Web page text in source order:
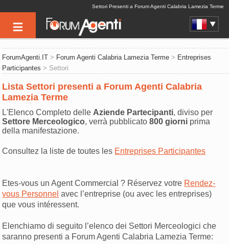
Settori Presenti a Forum Agenti Calabria Lamezia Terme
ForumAgenti.IT > Forum Agenti Calabria Lamezia Terme > Entreprises
Participantes > Settori
Lista Settori presenti a Forum Agenti Calabria
Lamezia Terme
L'Elenco Completo delle Aziende Partecipanti, diviso per
Settore Merceologico, verrà pubblicato800 giorni prima
della manifestazione.
Consultez la liste de toutes les Entreprises Participantes
Etes-vous un Agent Commercial ? Réservez votre Rendez-
vous Personnel avec l’entreprise (ou avec les entreprises)
que vous intéressent.
Elenchiamo di seguito l’elenco dei Settori Merceologici che
saranno presenti a Forum Agenti Calabria Lamezia Terme: